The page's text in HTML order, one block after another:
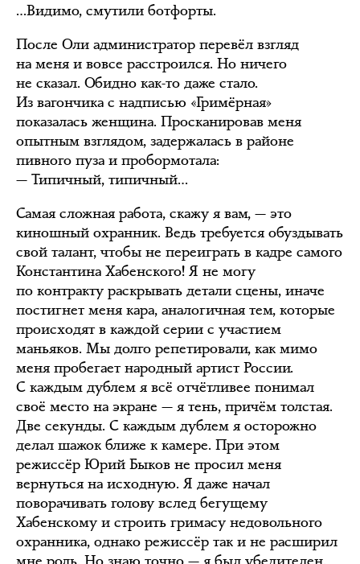
…Видимо, смутили ботфорты.
После Оли администратор перевёл взгляд
на меня и вовсе расстроился. Но ничего
не сказал. Обидно как-то даже стало.
Из вагончика с надписью «Гримёрная»
показалась женщина. Просканировав меня
опытным взглядом, задержалась в районе
пивного пуза и пробормотала:
— Типичный, типичный…
Самая сложная работа, скажу я вам, — это
киношный охранник. Ведь требуется обуздывать
свой талант, чтобы не переиграть в кадре самого
Константина Хабенского! Я не могу
по контракту раскрывать детали сцены, иначе
постигнет меня кара, аналогичная тем, которые
происходят в каждой серии с участием
маньяков. Мы долго репетировали, как мимо
меня пробегает народный артист России.
С каждым дублем я всё отчётливее понимал
своё место на экране — я тень, причём толстая.
Две секунды. С каждым дублем я осторожно
делал шажок ближе к камере. При этом
режиссёр Юрий Быков не просил меня
вернуться на исходную. Я даже начал
поворачивать голову вслед бегущему
Хабенскому и строить гримасу недовольного
охранника, однако режиссёр так и не расширил